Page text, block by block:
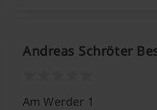
Andreas Schröter
Am Werder 1